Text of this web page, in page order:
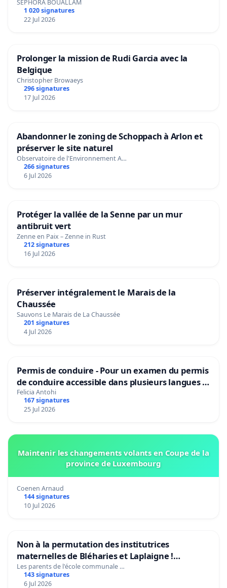
SEPHORA BOUALLAM
1 020 signatures
22 Jul 2026
Prolonger la mission de Rudi Garcia avec la
Belgique
Christopher Browaeys
296 signatures
17 Jul 2026
Abandonner le zoning de Schoppach à Arlon et
préserver le site naturel
Observatoire de l'Environnement A…
266 signatures
6 Jul 2026
Protéger la vallée de la Senne par un mur
antibruit vert
Zenne en Paix – Zenne in Rust
212 signatures
16 Jul 2026
Préserver intégralement le Marais de la
Chaussée
Sauvons Le Marais de La Chaussée
201 signatures
4 Jul 2026
Permis de conduire - Pour un examen du permis
de conduire accessible dans plusieurs langues à
Bruxelles
Felicia Antohi
167 signatures
25 Jul 2026
Maintenir les changements volants en Coupe de la
province de Luxembourg
Coenen Arnaud
144 signatures
10 Jul 2026
Non à la permutation des institutrices
maternelles de Bléharies et Laplaigne !
Préservons la stabilité de nos enfants.
Les parents de l'école communale …
143 signatures
6 Jul 2026